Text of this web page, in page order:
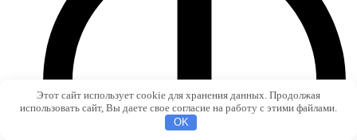
Этот сайт использует cookie для хранения данных. Продолжая
использовать сайт, Вы даете свое согласие на работу с этими файлами.
OK